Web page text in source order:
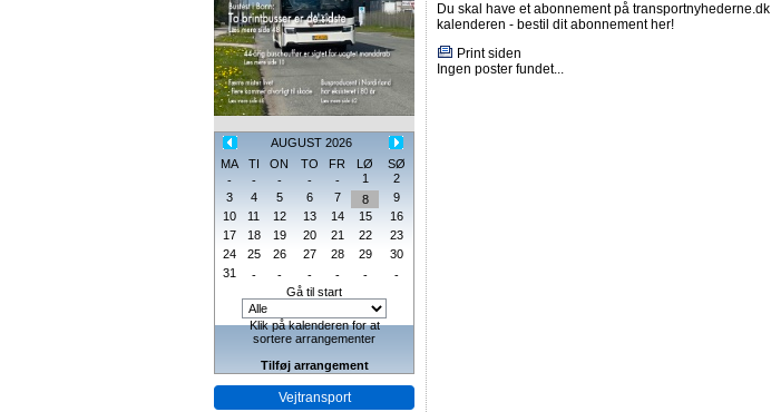
AUGUST 2026
MA
TI ON TO FR LØ
SØ
-
- - - - 1
2
3
4 5 6 7 8
9
10
11 12 13 14 15
16
17
18 19 20 21 22
23
24
25 26 27 28 29
30
31
- - - - -
-
Gå til start
Klik på kalenderen for at
sortere arrangementer
Tilføj arrangement
Vejtransport
Du skal have et abonnement på transportnyhederne.dk
kalenderen - bestil dit abonnement her!
Print siden
Ingen poster fundet...